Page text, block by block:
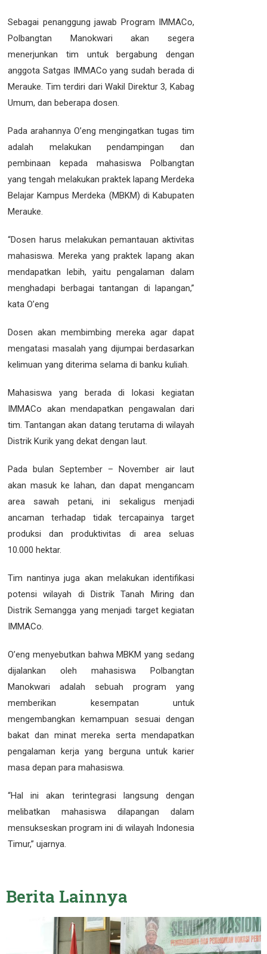
Sebagai penanggung jawab Program IMMACo,
Polbangtan Manokwari akan segera
menerjunkan tim untuk bergabung dengan
anggota Satgas IMMACo yang sudah berada di
Merauke. Tim terdiri dari Wakil Direktur 3, Kabag
Umum, dan beberapa dosen.
Pada arahannya O’eng mengingatkan tugas tim
adalah melakukan pendampingan dan
pembinaan kepada mahasiswa Polbangtan
yang tengah melakukan praktek lapang Merdeka
Belajar Kampus Merdeka (MBKM) di Kabupaten
Merauke.
“Dosen harus melakukan pemantauan aktivitas
mahasiswa. Mereka yang praktek lapang akan
mendapatkan lebih, yaitu pengalaman dalam
menghadapi berbagai tantangan di lapangan,”
kata O’eng
Dosen akan membimbing mereka agar dapat
mengatasi masalah yang dijumpai berdasarkan
kelimuan yang diterima selama di banku kuliah.
Mahasiswa yang berada di lokasi kegiatan
IMMACo akan mendapatkan pengawalan dari
tim. Tantangan akan datang terutama di wilayah
Distrik Kurik yang dekat dengan laut.
Pada bulan September – November air laut
akan masuk ke lahan, dan dapat mengancam
area sawah petani, ini sekaligus menjadi
ancaman terhadap tidak tercapainya target
produksi dan produktivitas di area seluas
10.000 hektar.
Tim nantinya juga akan melakukan identifikasi
potensi wilayah di Distrik Tanah Miring dan
Distrik Semangga yang menjadi target kegiatan
IMMACo.
O’eng menyebutkan bahwa MBKM yang sedang
dijalankan oleh mahasiswa Polbangtan
Manokwari adalah sebuah program yang
memberikan kesempatan untuk
mengembangkan kemampuan sesuai dengan
bakat dan minat mereka serta mendapatkan
pengalaman kerja yang berguna untuk karier
masa depan para mahasiswa.
“Hal ini akan terintegrasi langsung dengan
melibatkan mahasiswa dilapangan dalam
mensukseskan program ini di wilayah Indonesia
Timur,” ujarnya.
Berita Lainnya